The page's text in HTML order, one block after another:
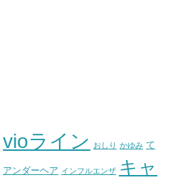
vioライン おしり かゆみ て
アンダーヘア インフルエンザ キャ